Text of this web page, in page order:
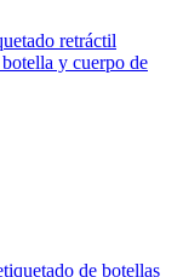
retráctil
y cuerpo de
de botellas